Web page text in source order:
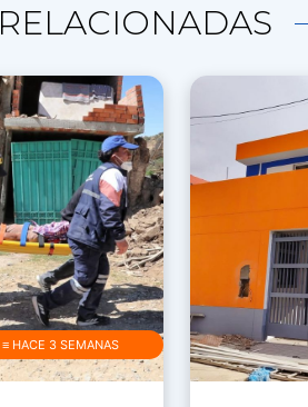
RELACIONADAS
≡ HACE 3 SEMANAS